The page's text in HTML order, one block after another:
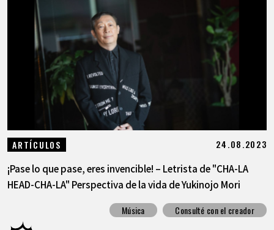
ARTÍCULOS
ACERCA DE
LANGUAGE
JP
EN FR DE ES
ARTÍCULOS 24.08.2023
¡Pase lo que pase, eres invencible! – Letrista de "CHA-LA
HEAD-CHA-LA" Perspectiva de la vida de Yukinojo Mori
Música Consulté con el creador